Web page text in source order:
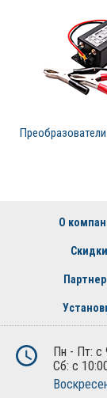
О
Скидки
Пн - Пт: с
Сб: с